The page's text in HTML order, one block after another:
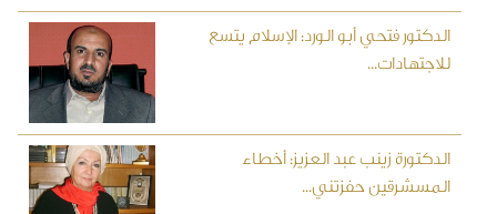
الدكتور فتحي أبو الورد: الإسلام يتسع
للاجتهادات...
الدكتورة زينب عبد العزيز: أخطاء
المسشرقين حفزتني...